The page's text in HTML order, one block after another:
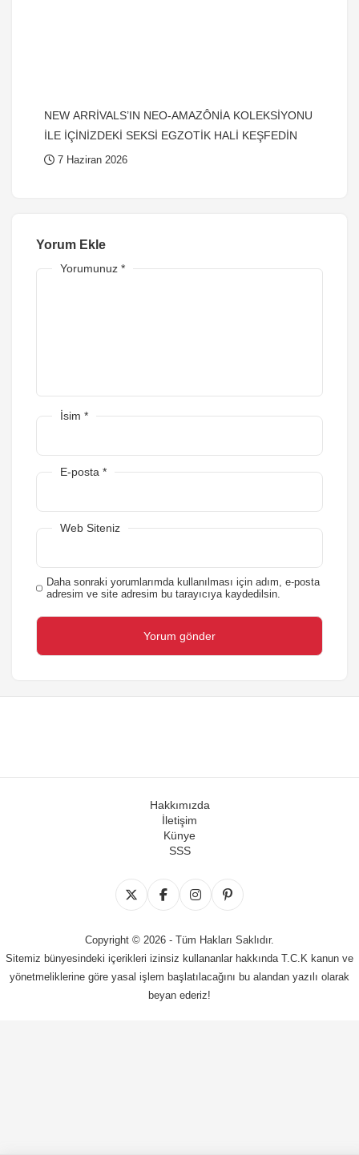
NEW ARRİVALS’IN NEO-AMAZÔNİA KOLEKSİYONU
İLE İÇİNİZDEKİ SEKSİ EGZOTİK HALİ KEŞFEDİN
7 Haziran 2026
Yorum Ekle
Yorumunuz *
İsim *
E-posta *
Web Siteniz
Daha sonraki yorumlarımda kullanılması için adım, e-posta
adresim ve site adresim bu tarayıcıya kaydedilsin.
Hakkımızda
İletişim
Künye
SSS
Copyright © 2026 - Tüm Hakları Saklıdır.
Sitemiz bünyesindeki içerikleri izinsiz kullananlar hakkında T.C.K kanun ve
yönetmeliklerine göre yasal işlem başlatılacağını bu alandan yazılı olarak
beyan ederiz!